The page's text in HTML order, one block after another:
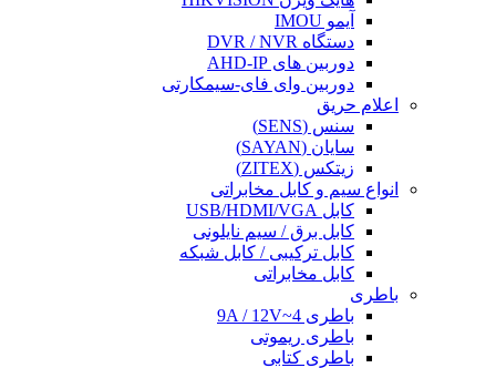
آیمو IMOU
دستگاه DVR / NVR
دوربین های AHD-IP
دوربین وای فای-سیمکارتی
اعلام حریق
سنس (SENS)
سایان (SAYAN)
زیتکس (ZITEX)
انواع سیم و کابل مخابراتی
کابل USB/HDMI/VGA
کابل برق / سیم نایلونی
کابل ترکیبی / کابل شبکه
کابل مخابراتی
باطری
باطری 4~9A / 12V
باطری ریموتی
باطری کتابی